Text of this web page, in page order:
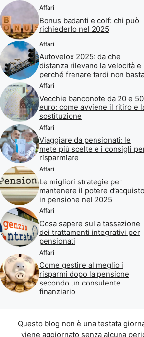
Affari
Bonus badanti e colf: chi può
richiederlo nel 2025
Affari
Autovelox 2025: da che
distanza rilevano la velocità e
perché frenare tardi non basta
Affari
Vecchie banconote da 20 e 50
euro: come avviene il ritiro e
sostituzione
Affari
Viaggiare da pensionati: le
mete più scelte e i consigli
risparmiare
Affari
Le migliori strategie per
mantenere il potere d’acquisto
in pensione nel 2025
Affari
Cosa sapere sulla tassazione
dei trattamenti integrativi per
pensionati
Affari
Come gestire al meglio i
risparmi dopo la pensione
secondo un consulente
finanziario
Questo blog non è una testata
viene aggiornato senza alcuna